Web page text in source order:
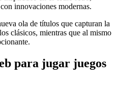
innovaciones modernas.
ola de títulos que capturan la
clásicos, mientras que al mismo
para jugar juegos